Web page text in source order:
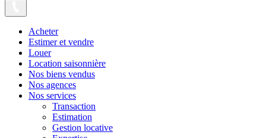
Acheter
Estimer et vendre
Louer
Location saisonnière
Nos biens vendus
Nos agences
Nos services
Transaction
Estimation
Gestion locative